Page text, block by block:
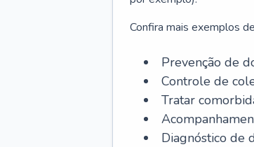
Confira mais exemplos
Prevenção de
Controle de
Tratar
Diagnóstico de